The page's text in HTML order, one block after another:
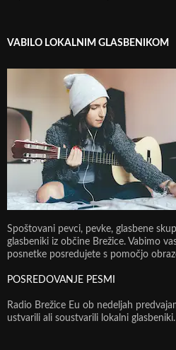
VABILO LOKALNIM GLASBENIKOM
Spoštovani pevci, pevke, glasbene
glasbeniki iz občine Brežice. Vabimo
posnetke posredujete s pomočjo
POSREDOVANJE PESMI
Radio Brežice Eu ob nedeljah
ustvarili ali soustvarili lokalni glasbeniki.